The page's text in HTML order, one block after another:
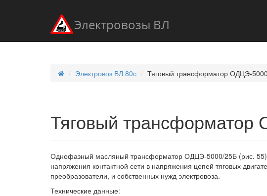
Электровозы ВЛ
Электровоз ВЛ 80с Тяговый трансформатор ОДЦЭ-
Тяговый
Однофазный масляный трансформатор ОДЦЭ-5000/25Б (рис. 55)
напряжения контактной сети в напряжения цепей тяговых
преобразователи, и собственных нужд электровоза.
Технические данные: